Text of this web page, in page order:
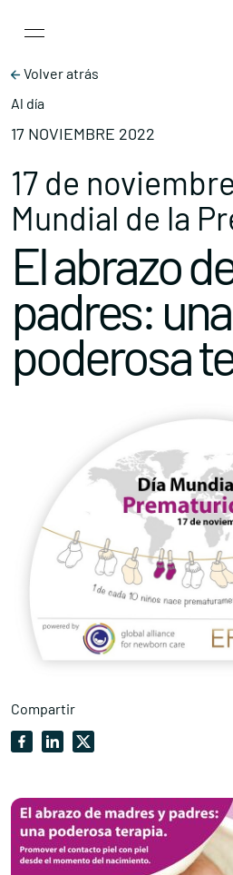
Main
Volver atrás
Al día
17 NOVIEMBRE 2022
17 de
Mundial de la
El abrazo
padres: una
poderosa
Compartir